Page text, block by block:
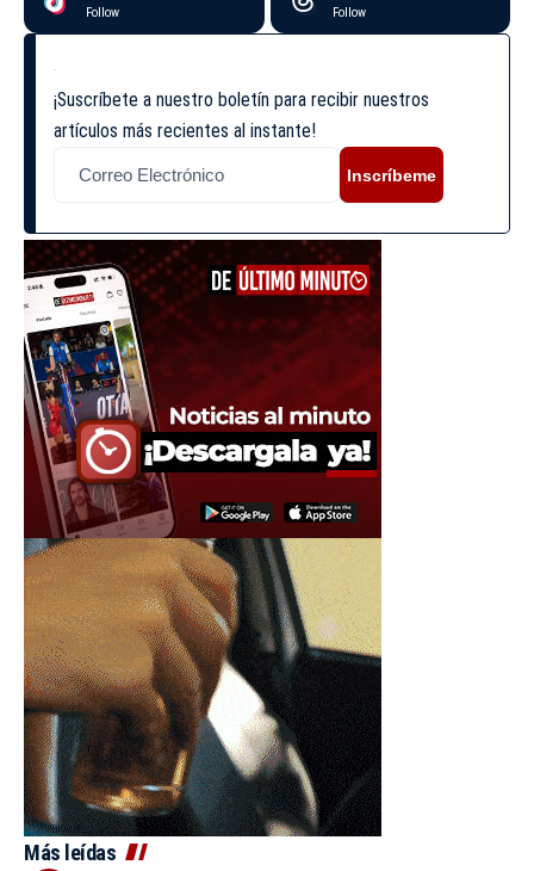
Follow Follow
¡Suscríbete a nuestro boletín para recibir nuestros
artículos más recientes al instante!
Inscríbeme
Más leídas